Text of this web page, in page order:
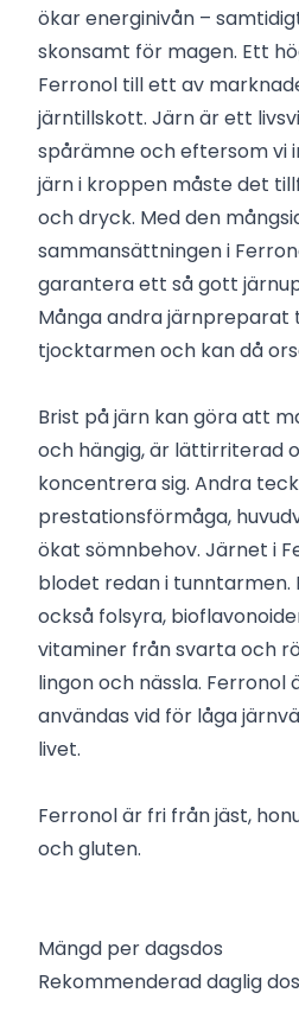
ökar energinivån –
skonsamt för magen. Ett
Ferronol till ett av
järntillskott. Järn är ett
spårämne och eftersom vi
järn i kroppen måste det
och dryck. Med den
sammansättningen i
garantera ett så gott
Många andra järnpreparat
tjocktarmen och kan då
Brist på järn kan göra att
och hängig, är lättirriterad
koncentrera sig. Andra
prestationsförmåga,
ökat sömnbehov. Järnet i
blodet redan i tunntarmen.
också folsyra,
vitaminer från svarta och
lingon och nässla. Ferronol
användas vid för låga
livet.
Ferronol är fri från jäst,
och gluten.
Mängd per dagsdos
Rekommenderad daglig